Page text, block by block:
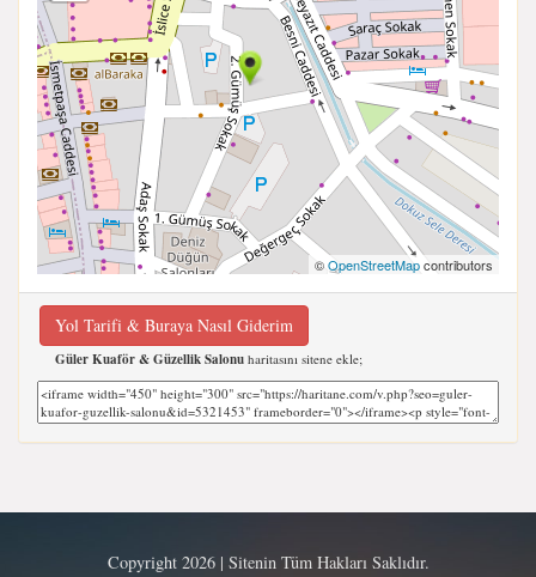
©OpenStreetMapcontributors
Yol Tarifi & Buraya Nasıl Giderim
Güler Kuaför & Güzellik Salonu haritasını sitene ekle;
Copyright 2026 | Sitenin Tüm Hakları Saklıdır.